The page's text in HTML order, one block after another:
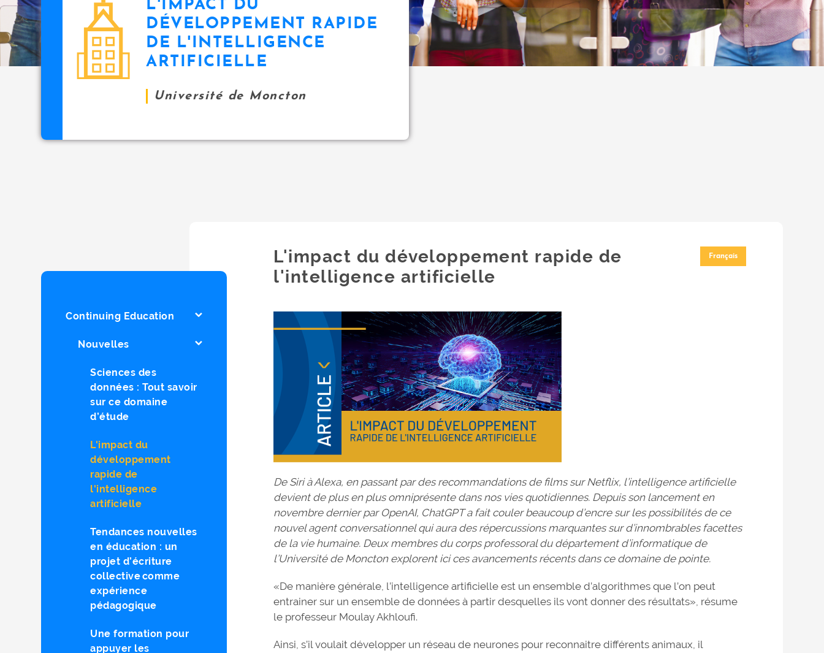
L'IMPACT DU
DÉVELOPPEMENT RAPIDE
DE L'INTELLIGENCE
ARTIFICIELLE
Université de Moncton
Continuing Education
Nouvelles
Sciences des
données : Tout savoir
sur ce domaine
d’étude
L'impact du
développement
rapide de
l'intelligence
artificielle
Tendances nouvelles
en éducation : un
projet d’écriture
collective comme
expérience
pédagogique
Une formation pour
appuyer les
Français
L'impact du développement rapide de
l'intelligence artificielle
De Siri à Alexa, en passant par des recommandations de films sur Netflix, l’intelligence artificielle
devient de plus en plus omniprésente dans nos vies quotidiennes. Depuis son lancement en
novembre dernier par OpenAI, ChatGPT a fait couler beaucoup d’encre sur les possibilités de ce
nouvel agent conversationnel qui aura des répercussions marquantes sur d’innombrables facettes
de la vie humaine. Deux membres du corps professoral du département d’informatique de
l’Université de Moncton explorent ici ces avancements récents dans ce domaine de pointe.
«De manière générale, l’intelligence artificielle est un ensemble d’algorithmes que l’on peut
entrainer sur un ensemble de données à partir desquelles ils vont donner des résultats», résume
le professeur Moulay Akhloufi.
Ainsi, s’il voulait développer un réseau de neurones pour reconnaitre différents animaux, il